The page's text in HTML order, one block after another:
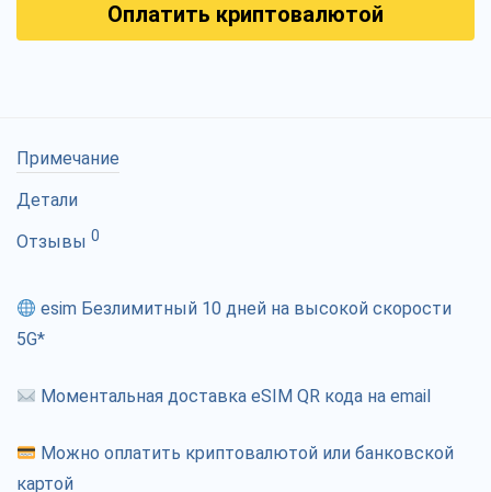
Оплатить криптовалютой
Примечание
Детали
Отзывы 0
esim Безлимитный 10 дней на высокой скорости
5G*
Моментальная доставка eSIM QR кода на email
Можно оплатить криптовалютой или банковской
картой